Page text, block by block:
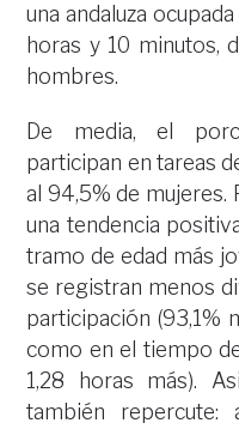
una andaluza
horas y 10 minutos,
hombres.
De media, el
participan en tareas
al 94,5% de mujeres.
una tendencia
tramo de edad más
se registran menos
participación (93,1%
como en el tiempo
1,28 horas más).
también repercute: